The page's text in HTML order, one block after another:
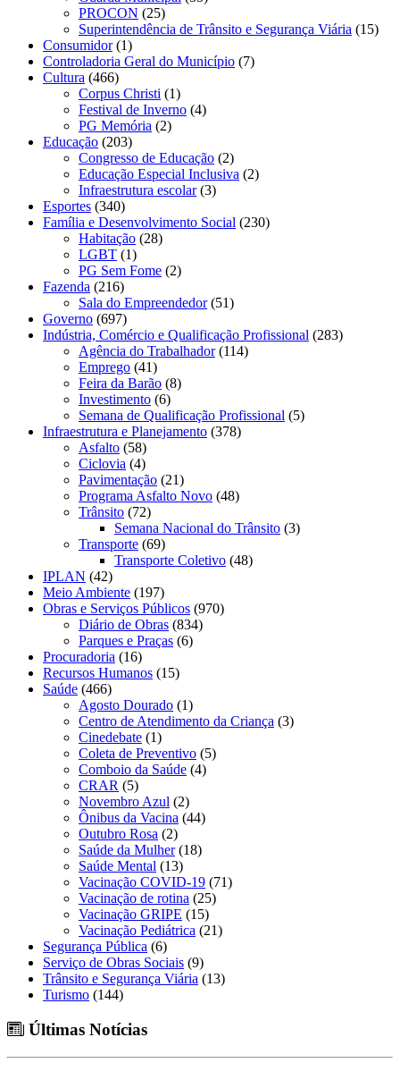
PROCON (25)
Superintendência de Trânsito e Segurança Viária (15)
Consumidor(1)
Controladoria Geral do Município (7)
Cultura (466)
Corpus Christi (1)
Festival de Inverno (4)
PG Memória (2)
Educação (203)
Congresso de Educação (2)
Educação Especial Inclusiva (2)
Infraestrutura escolar(3)
Esportes (340)
Família e Desenvolvimento Social (230)
Habitação (28)
LGBT (1)
PG Sem Fome (2)
Fazenda (216)
Sala do Empreendedor(51)
Governo (697)
Indústria, Comércio e Qualificação Profissional (283)
Agência do Trabalhador(114)
Emprego (41)
Feira da Barão (8)
Investimento (6)
Semana de Qualificação Profissional (5)
Infraestrutura e Planejamento (378)
Asfalto (58)
Ciclovia (4)
Pavimentação (21)
Programa Asfalto Novo (48)
Trânsito (72)
Semana Nacional do Trânsito (3)
Transporte (69)
Transporte Coletivo (48)
IPLAN (42)
Meio Ambiente (197)
Obras e Serviços Públicos (970)
Diário de Obras (834)
Parques e Praças (6)
Procuradoria (16)
Recursos Humanos (15)
Saúde (466)
Agosto Dourado (1)
Centro de Atendimento da Criança (3)
Cinedebate (1)
Coleta de Preventivo (5)
Comboio da Saúde (4)
CRAR (5)
Novembro Azul (2)
Ônibus da Vacina (44)
Outubro Rosa (2)
Saúde da Mulher(18)
Saúde Mental (13)
Vacinação COVID-19 (71)
Vacinação de rotina (25)
Vacinação GRIPE (15)
Vacinação Pediátrica (21)
Segurança Pública (6)
Serviço de Obras Sociais (9)
Trânsito e Segurança Viária (13)
Turismo (144)
Últimas Notícias